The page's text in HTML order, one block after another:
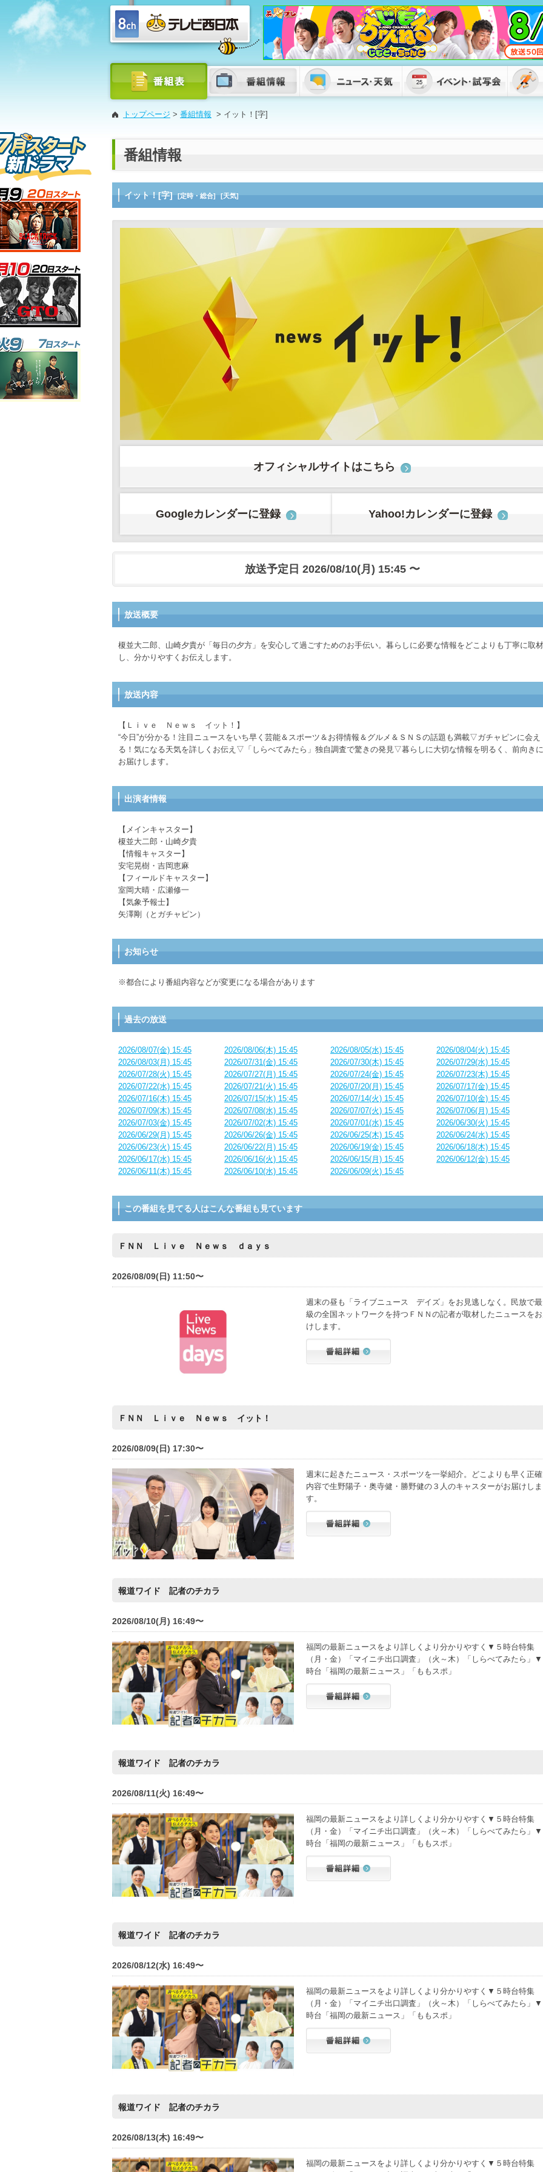
トップページ > 番組情報 > イット！[字]
番組情報
イット！[字] [定時・総合] [天気]
オフィシャルサイトはこちら
Googleカレンダーに登録 Yahoo!カレンダーに登録
放送予定日 2026/08/10(月) 15:45 〜
放送概要
榎並大二郎、山崎夕貴が「毎日の夕方」を安心して過ごすためのお手伝い。暮らしに必要な情報をどこよりも丁寧に取材
し、分かりやすくお伝えします。
放送内容
【Ｌｉｖｅ Ｎｅｗｓ イット！】
“今日”が分かる！注目ニュースをいち早く芸能＆スポーツ＆お得情報＆グルメ＆ＳＮＳの話題も満載▽ガチャピンに会え
る！気になる天気を詳しくお伝え▽「しらべてみたら」独自調査で驚きの発見▽暮らしに大切な情報を明るく、前向きに
お届けします。
出演者情報
【メインキャスター】
榎並大二郎・山崎夕貴
【情報キャスター】
安宅晃樹・吉岡恵麻
【フィールドキャスター】
室岡大晴・広瀬修一
【気象予報士】
矢澤剛（とガチャピン）
お知らせ
※都合により番組内容などが変更になる場合があります
過去の放送
2026/08/07(金) 15:45 2026/08/06(木) 15:45 2026/08/05(水) 15:45
2026/08/04(火) 15:45
2026/08/03(月) 15:45
2026/07/31(金) 15:45 2026/07/30(木) 15:45
2026/07/29(水) 15:45
2026/07/28(火) 15:45
2026/07/27(月) 15:45 2026/07/24(金) 15:45
2026/07/23(木) 15:45
2026/07/22(水) 15:45
2026/07/21(火) 15:45 2026/07/20(月) 15:45
2026/07/17(金) 15:45
2026/07/16(木) 15:45
2026/07/15(水) 15:45 2026/07/14(火) 15:45
2026/07/10(金) 15:45
2026/07/09(木) 15:45
2026/07/08(水) 15:45 2026/07/07(火) 15:45
2026/07/06(月) 15:45
2026/07/03(金) 15:45
2026/07/02(木) 15:45 2026/07/01(水) 15:45
2026/06/30(火) 15:45
2026/06/29(月) 15:45
2026/06/26(金) 15:45 2026/06/25(木) 15:45
2026/06/24(水) 15:45
2026/06/23(火) 15:45
2026/06/22(月) 15:45 2026/06/19(金) 15:45
2026/06/18(木) 15:45
2026/06/17(水) 15:45
2026/06/16(火) 15:45 2026/06/15(月) 15:45
2026/06/12(金) 15:45
2026/06/11(木) 15:45
2026/06/10(水) 15:45 2026/06/09(火) 15:45
この番組を見てる人はこんな番組も見ています
ＦＮＮ Ｌｉｖｅ Ｎｅｗｓ ｄａｙｓ
2026/08/09(日) 11:50〜
週末の昼も「ライブニュース デイズ」をお見逃しなく。民放で
級の全国ネットワークを持つＦＮＮの記者が取材したニュースを
けします。
ＦＮＮ Ｌｉｖｅ Ｎｅｗｓ イット！
2026/08/09(日) 17:30〜
週末に起きたニュース・スポーツを一挙紹介。どこよりも早く正
内容で生野陽子・奥寺健・勝野健の３人のキャスターがお届けしま
す。
報道ワイド 記者のチカラ
2026/08/10(月) 16:49〜
福岡の最新ニュースをより詳しくより分かりやすく▼５時台特集
（月・金）「マイニチ出口調査」（火～木）「しらべてみたら」
時台「福岡の最新ニュース」「ももスポ」
報道ワイド 記者のチカラ
2026/08/11(火) 16:49〜
福岡の最新ニュースをより詳しくより分かりやすく▼５時台特集
（月・金）「マイニチ出口調査」（火～木）「しらべてみたら」
時台「福岡の最新ニュース」「ももスポ」
報道ワイド 記者のチカラ
2026/08/12(水) 16:49〜
福岡の最新ニュースをより詳しくより分かりやすく▼５時台特集
（月・金）「マイニチ出口調査」（火～木）「しらべてみたら」
時台「福岡の最新ニュース」「ももスポ」
報道ワイド 記者のチカラ
2026/08/13(木) 16:49〜
福岡の最新ニュースをより詳しくより分かりやすく▼５時台特集